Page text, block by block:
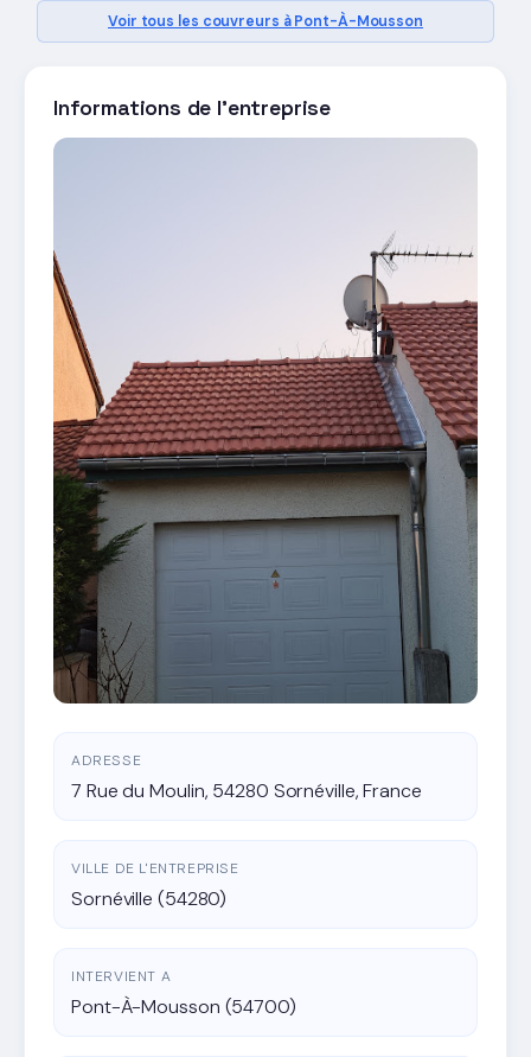
Voir tous les couvreurs à Pont-À-Mousson
Informations de l'entreprise
ADRESSE
7 Rue du Moulin, 54280 Sornéville, France
VILLE DE L'ENTREPRISE
Sornéville (54280)
INTERVIENT A
Pont-À-Mousson (54700)